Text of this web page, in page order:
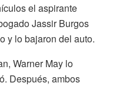
el aspirante
Jassir Burgos
y lo bajaron del auto.
Warner May lo
Después, ambos